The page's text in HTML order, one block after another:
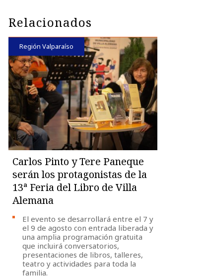
Relacionados
Región Valparaíso
Carlos Pinto y Tere Paneque
serán los protagonistas de la
13ª Feria del Libro de Villa
Alemana
El evento se desarrollará entre el 7 y
el 9 de agosto con entrada liberada y
una amplia programación gratuita
que incluirá conversatorios,
presentaciones de libros, talleres,
teatro y actividades para toda la
familia.